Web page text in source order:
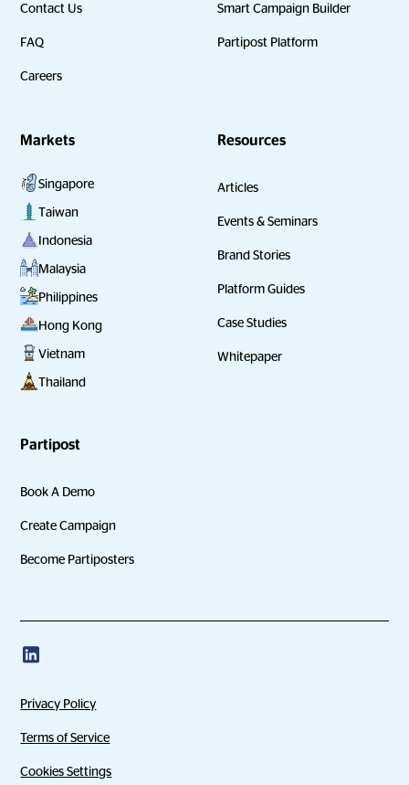
Contact Us
FAQ
Careers
Smart Campaign Builder
Partipost Platform
Markets
Singapore
Taiwan
Indonesia
Malaysia
Philippines
Hong Kong
Vietnam
Thailand
Resources
Articles
Events & Seminars
Brand Stories
Platform Guides
Case Studies
Whitepaper
Partipost
Book A Demo
Create Campaign
Become Partiposters
Privacy Policy
Terms of Service
Cookies Settings